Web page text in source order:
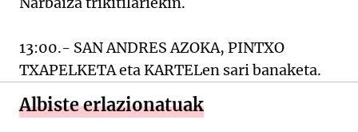
13:00.- SAN ANDRES AZOKA, PINTXO
TXAPELKETA eta KARTELen sari banaketa.
Albiste erlazionatuak